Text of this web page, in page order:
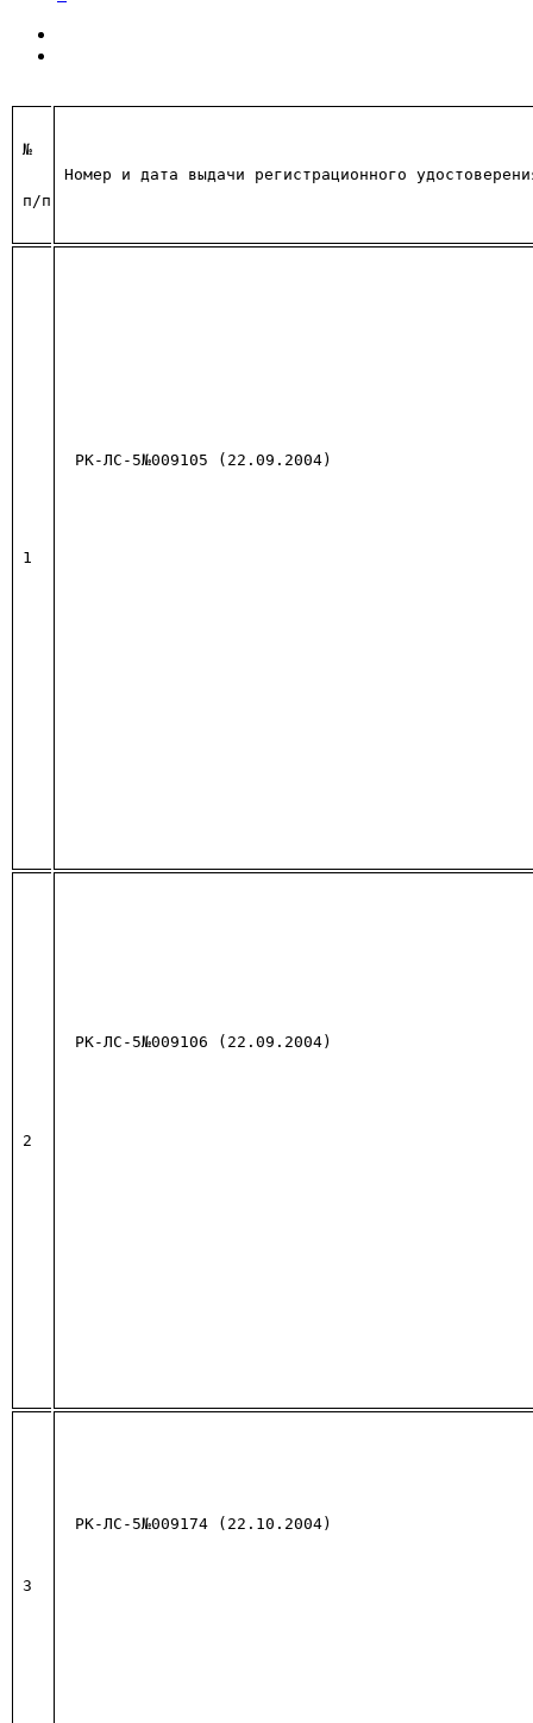
№
п/п
Номер и дата выдачи регистрационного
1
РК-ЛС-5№009105 (22.09.2004)
2
РК-ЛС-5№009106 (22.09.2004)
3
РК-ЛС-5№009174 (22.10.2004)